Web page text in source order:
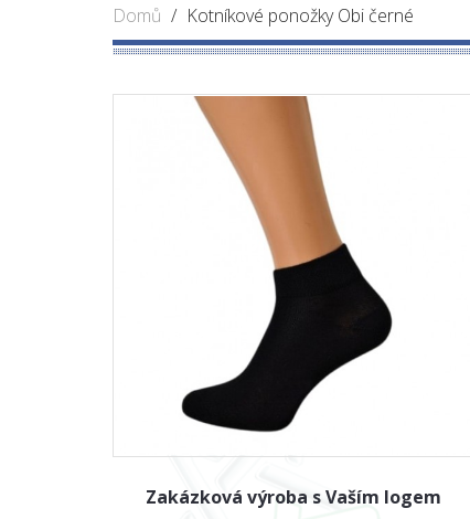
Domů Kotníkové ponožky Obi černé
Zakázková výroba s Vaším logem